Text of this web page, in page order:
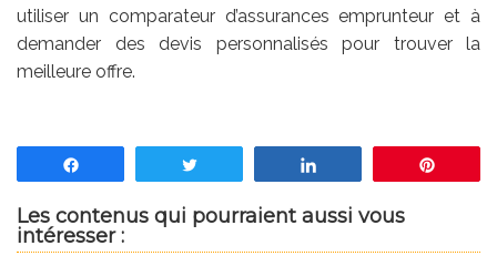
utiliser un comparateur d’assurances emprunteur et à
demander des devis personnalisés pour trouver la
meilleure offre.
Les contenus qui pourraient aussi vous
intéresser :